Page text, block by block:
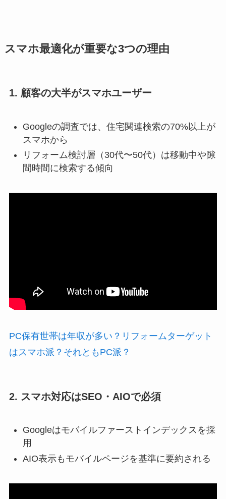
スマホ最適化が重要な3つの理由
1. 顧客の大半がスマホユーザー
Googleの調査では、住宅関連検索の70%以上が
スマホから
リフォーム検討層（30代〜50代）は移動中や隙
間時間に検索する傾向
PC保有世帯は年収が多い？リフォームターゲット
はスマホ派？それともPC派？
2. スマホ対応はSEO・AIOで必須
Googleはモバイルファーストインデックスを採
用
AIO表示もモバイルページを基準に要約される